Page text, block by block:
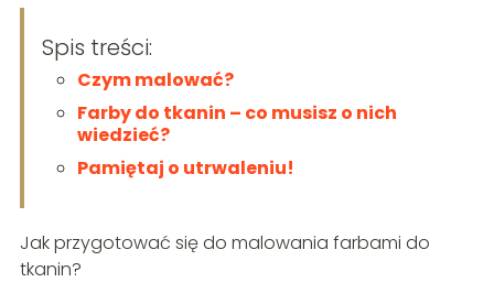
Spis treści:
Czym malować?
Farby do tkanin – co musisz o nich
wiedzieć?
Pamiętaj o utrwaleniu!
Jak przygotować się do malowania farbami do
tkanin?